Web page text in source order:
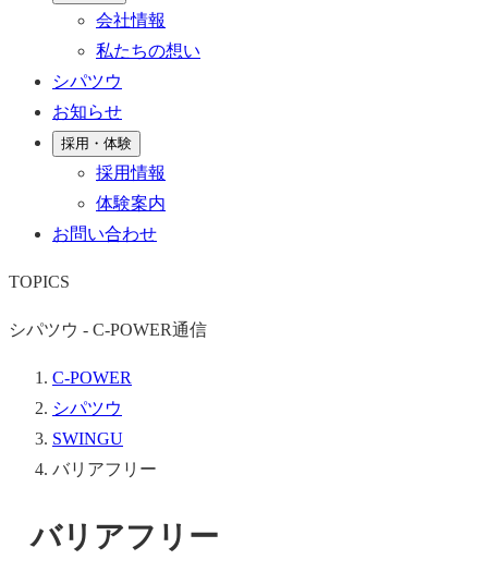
会社情報
私たちの想い
シパツウ
お知らせ
採用・体験
採用情報
体験案内
お問い合わせ
TOPICS
シパツウ - C-POWER通信
C-POWER
シパツウ
SWINGU
バリアフリー
バリアフリー